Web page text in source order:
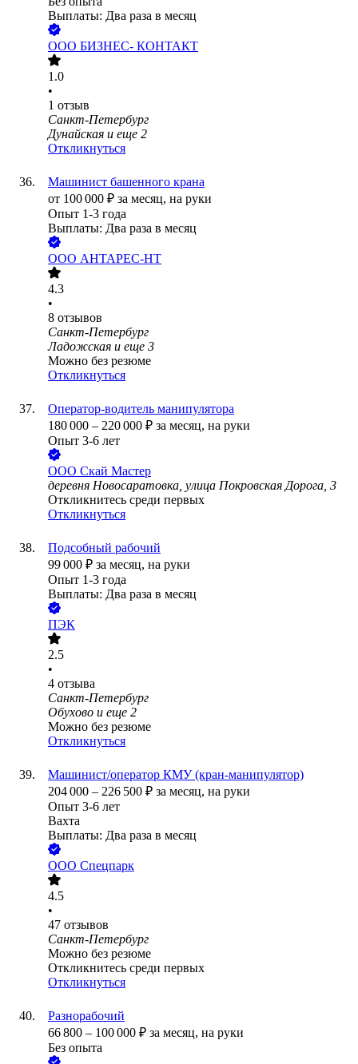
Выплаты: Два раза в месяц
ООО БИЗНЕС- КОНТАКТ
1.0
•
1 отзыв
Санкт-Петербург
Дунайская и еще 2
Откликнуться
Машинист башенного крана
от 100 000 ₽ за месяц, на руки
Опыт 1-3 года
Выплаты: Два раза в месяц
ООО АНТАРЕС-НТ
4.3
•
8 отзывов
Санкт-Петербург
Ладожская и еще 3
Можно без резюме
Откликнуться
Оператор-водитель манипулятора
180 000 – 220 000 ₽ за месяц, на руки
Опыт 3-6 лет
ООО Скай Мастер
деревня Новосаратовка, улица Покровская Дорога, 3
Откликнитесь среди первых
Откликнуться
Подсобный рабочий
99 000 ₽ за месяц, на руки
Опыт 1-3 года
Выплаты: Два раза в месяц
ПЭК
2.5
•
4 отзыва
Санкт-Петербург
Обухово и еще 2
Можно без резюме
Откликнуться
Машинист/оператор КМУ (кран-манипулятор)
204 000 – 226 500 ₽ за месяц, на руки
Опыт 3-6 лет
Вахта
Выплаты: Два раза в месяц
ООО Спецпарк
4.5
•
47 отзывов
Санкт-Петербург
Можно без резюме
Откликнитесь среди первых
Откликнуться
Разнорабочий
66 800 – 100 000 ₽ за месяц, на руки
Без опыта